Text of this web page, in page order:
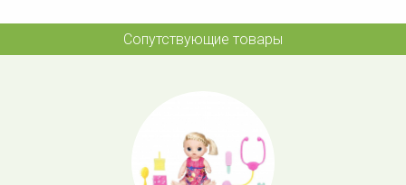
Сопутствующие товары